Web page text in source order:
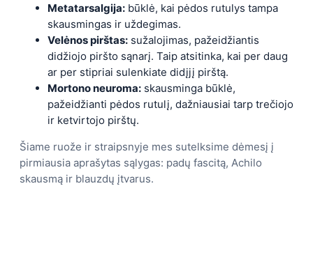
Metatarsalgija: būklė, kai pėdos rutulys tampa
skausmingas ir uždegimas.
Velėnos pirštas: sužalojimas, pažeidžiantis
didžiojo piršto sąnarį. Taip atsitinka, kai per daug
ar per stipriai sulenkiate didįjį pirštą.
Mortono neuroma: skausminga būklė,
pažeidžianti pėdos rutulį, dažniausiai tarp trečiojo
ir ketvirtojo pirštų.
Šiame ruože ir straipsnyje mes sutelksime dėmesį į
pirmiausia aprašytas sąlygas: padų fascitą, Achilo
skausmą ir blauzdų įtvarus.